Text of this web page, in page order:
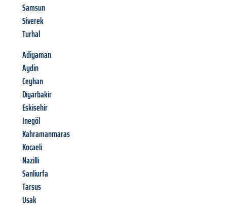
Samsun
Siverek
Turhal
Adiyaman
Aydin
Ceyhan
Diyarbakir
Eskisehir
Inegöl
Kahramanmaras
Kocaeli
Nazilli
Sanliurfa
Tarsus
Usak